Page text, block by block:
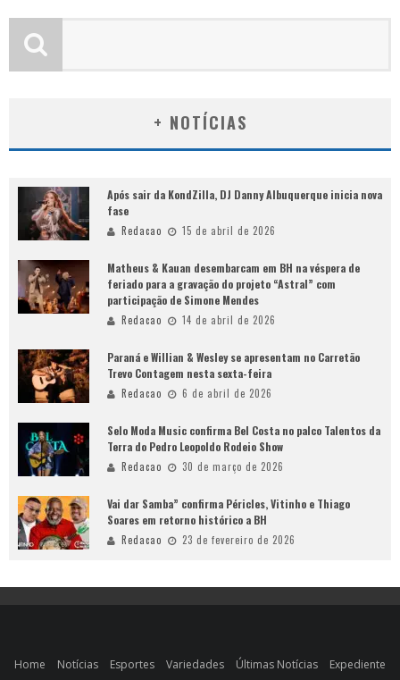
+ NOTÍCIAS
Após sair da KondZilla, DJ Danny Albuquerque inicia nova
fase
Redacao 15 de abril de 2026
Matheus & Kauan desembarcam em BH na véspera de
feriado para a gravação do projeto “Astral” com
participação de Simone Mendes
Redacao 14 de abril de 2026
Paraná e Willian & Wesley se apresentam no Carretão
Trevo Contagem nesta sexta-feira
Redacao 6 de abril de 2026
Selo Moda Music confirma Bel Costa no palco Talentos da
Terra do Pedro Leopoldo Rodeio Show
Redacao 30 de março de 2026
Vai dar Samba” confirma Péricles, Vitinho e Thiago
Soares em retorno histórico a BH
Redacao 23 de fevereiro de 2026
Home Notícias Esportes Variedades Últimas Notícias Expediente